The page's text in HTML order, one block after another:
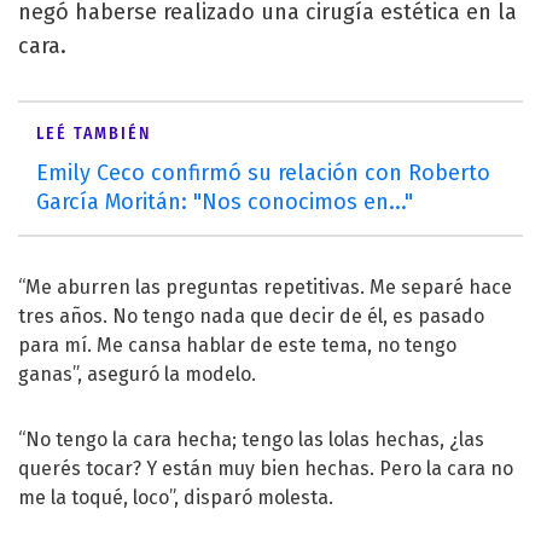
negó haberse realizado una cirugía estética en la
cara.
LEÉ TAMBIÉN
Emily Ceco confirmó su relación con Roberto
García Moritán: "Nos conocimos en..."
“Me aburren las preguntas repetitivas. Me separé hace
tres años. No tengo nada que decir de él, es pasado
para mí. Me cansa hablar de este tema, no tengo
ganas”, aseguró la modelo.
“No tengo la cara hecha; tengo las lolas hechas, ¿las
querés tocar? Y están muy bien hechas. Pero la cara no
me la toqué, loco”, disparó molesta.